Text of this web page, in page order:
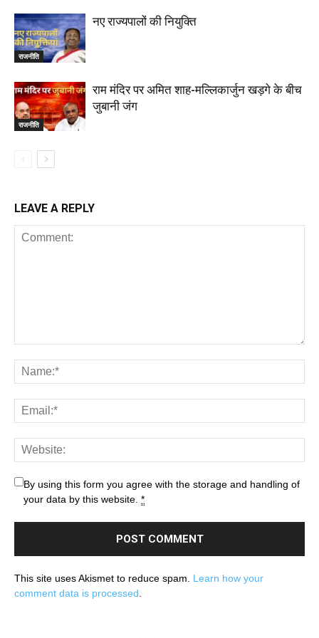
राजनीति
नए राज्यपालों की नियुक्ति
राजनीति
राम मंदिर पर अमित शाह-मल्लिकार्जुन खड़गे के बीच
जुबानी जंग
LEAVE A REPLY
By using this form you agree with the storage and handling of
your data by this website. *
This site uses Akismet to reduce spam. Learn how your
comment data is processed